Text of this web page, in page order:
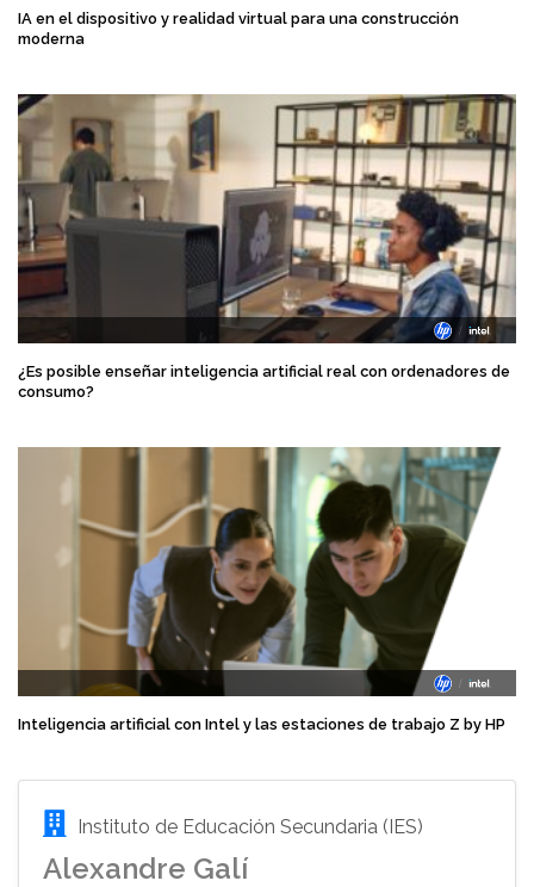
IA en el dispositivo y realidad virtual para una construcción
moderna
¿Es posible enseñar inteligencia artificial real con ordenadores de
consumo?
Inteligencia artificial con Intel y las estaciones de trabajo Z by HP
Instituto de Educación Secundaria (IES)
Alexandre Galí